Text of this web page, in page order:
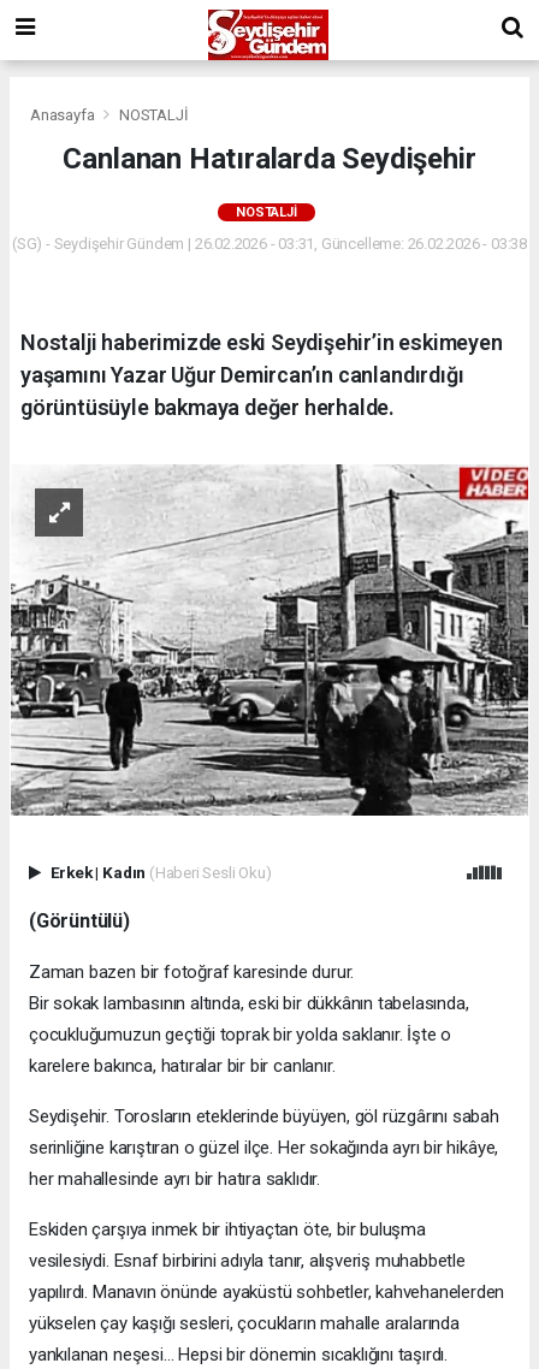
Anasayfa NOSTALJİ
Canlanan Hatıralarda Seydişehir
NOSTALJİ
(SG) - Seydişehir Gündem | 26.02.2026 - 03:31, Güncelleme: 26.02.2026 - 03:38
Nostalji haberimizde eski Seydişehir’in eskimeyen
yaşamını Yazar Uğur Demircan’ın canlandırdığı
görüntüsüyle bakmaya değer herhalde.
Erkek| Kadın (Haberi Sesli Oku)
(Görüntülü)
Zaman bazen bir fotoğraf karesinde durur.
Bir sokak lambasının altında, eski bir dükkânın tabelasında,
çocukluğumuzun geçtiği toprak bir yolda saklanır. İşte o
karelere bakınca, hatıralar bir bir canlanır.
Seydişehir. Torosların eteklerinde büyüyen, göl rüzgârını sabah
serinliğine karıştıran o güzel ilçe. Her sokağında ayrı bir hikâye,
her mahallesinde ayrı bir hatıra saklıdır.
Eskiden çarşıya inmek bir ihtiyaçtan öte, bir buluşma
vesilesiydi. Esnaf birbirini adıyla tanır, alışveriş muhabbetle
yapılırdı. Manavın önünde ayaküstü sohbetler, kahvehanelerden
yükselen çay kaşığı sesleri, çocukların mahalle aralarında
yankılanan neşesi… Hepsi bir dönemin sıcaklığını taşırdı.